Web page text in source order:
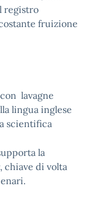
registro
fruizione
con lavagne
lingua inglese
scientifica
la
, chiave di volta